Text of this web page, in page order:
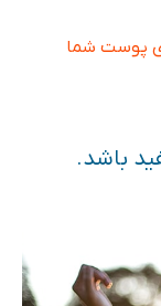
پوست شما
باشد.